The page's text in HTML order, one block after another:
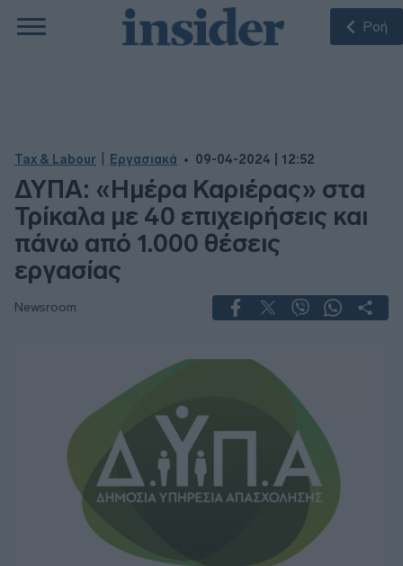
Ροή
Tax & Labour Εργασιακά 09-04-2024 | 12:52
ΔΥΠΑ: «Ημέρα Καριέρας» στα
Τρίκαλα με 40 επιχειρήσεις και
πάνω από 1.000 θέσεις
εργασίας
Newsroom